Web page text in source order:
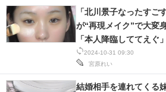
ビジネスと働き方のヒント
AI活用のいまが分かる
企業ITのトレンドを詳説
経営リーダーのコミュニティ
2024-10-31 09:30
宮原れい
「北川景子なったす
が“再現メイク”で大変
「本人降臨しててえぐ
結婚相手を連れてくる